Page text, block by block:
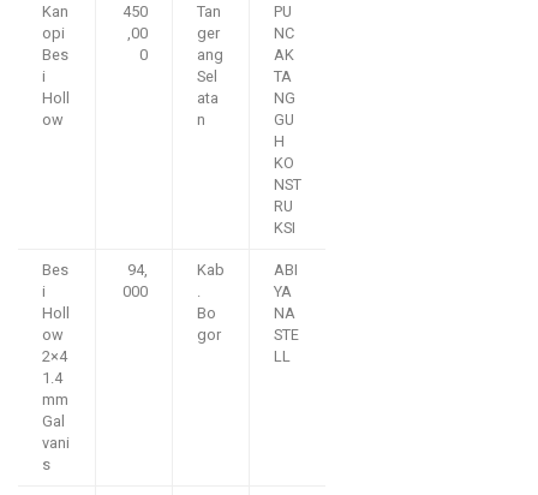
Kan
opi
Bes
i
Holl
ow
450
,00
0
Tan
ger
ang
Sel
ata
n
PU
NC
AK
TA
NG
GU
H
KO
NST
RU
KSI
Bes
i
Holl
ow
2×4
1.4
mm
Gal
vani
s
94,
000
Kab
.
Bo
gor
ABI
YA
NA
STE
LL